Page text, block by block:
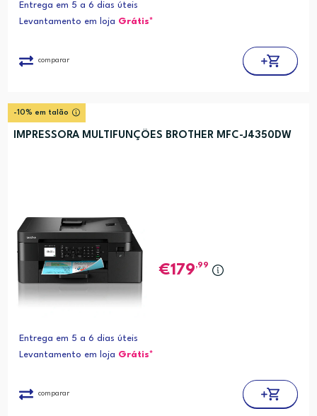
Entrega em 5 a 6 dias úteis
Levantamento em loja Grátis*
comparar
-10% em talão
IMPRESSORA MULTIFUNÇÕES BROTHER MFC-J4350DW
179,99
Entrega em 5 a 6 dias úteis
Levantamento em loja Grátis*
comparar